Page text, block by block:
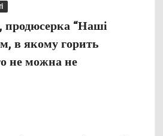
“Наші
в якому горить
не можна не